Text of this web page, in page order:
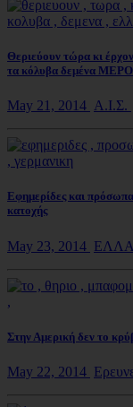
Θεριεύουν τώρα κι
τα κόλυβα δεμένα
May 21, 2014 Α.Ι.Σ.
Εφημερίδες και
κατοχής
May 23, 2014
Στην Αμερική δεν το
May 22, 2014